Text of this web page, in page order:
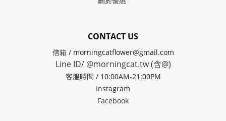
CONTACT US
信箱 / morningcatflower@gmail.com
Line ID/ @morningcat.tw (含@)
客服時間 / 10:00AM-21:00PM
Instagram
Facebook